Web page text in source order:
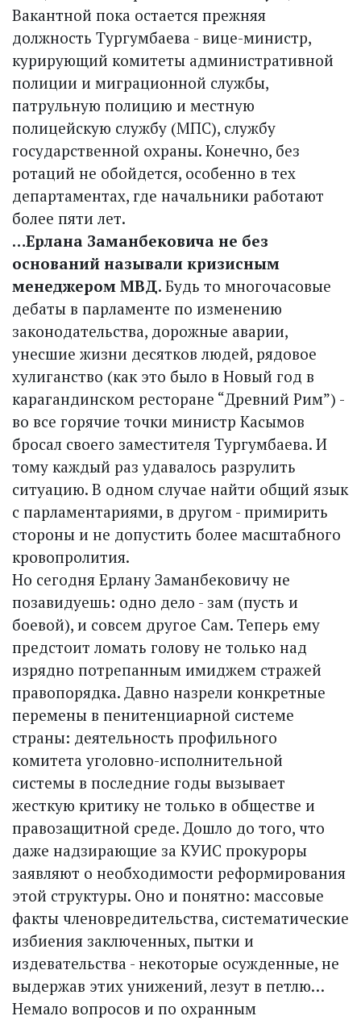
Вакантной пока остается прежняя
должность Тургумбаева - вице-министр,
курирующий комитеты административной
полиции и миграционной службы,
патрульную полицию и местную
полицейскую службу (МПС), службу
государственной охраны. Конечно, без
ротаций не обойдется, особенно в тех
департаментах, где начальники работают
более пяти лет.
…Ерлана Заманбековича не без
оснований называли кризисным
менеджером МВД. Будь то многочасовые
дебаты в парламенте по изменению
законодательства, дорожные аварии,
унесшие жизни десятков людей, рядовое
хулиганство (как это было в Новый год в
карагандинском ресторане “Древний Рим”) -
во все горячие точки министр Касымов
бросал своего заместителя Тургумбаева. И
тому каждый раз удавалось разрулить
ситуацию. В одном случае найти общий язык
с парламентариями, в другом - примирить
стороны и не допустить более масштабного
кровопролития.
Но сегодня Ерлану Заманбековичу не
позавидуешь: одно дело - зам (пусть и
боевой), и совсем другое Сам. Теперь ему
предстоит ломать голову не только над
изрядно потрепанным имиджем стражей
правопорядка. Давно назрели конкретные
перемены в пенитенциарной системе
страны: деятельность профильного
комитета уголовно-исполнительной
системы в последние годы вызывает
жесткую критику не только в обществе и
правозащитной среде. Дошло до того, что
даже надзирающие за КУИС прокуроры
заявляют о необходимости реформирования
этой структуры. Оно и понятно: массовые
факты членовредительства, систематические
избие­ния заключенных, пытки и
издевательства - некоторые осужденные, не
выдержав этих унижений, лезут в петлю…
Немало вопросов и по охранным